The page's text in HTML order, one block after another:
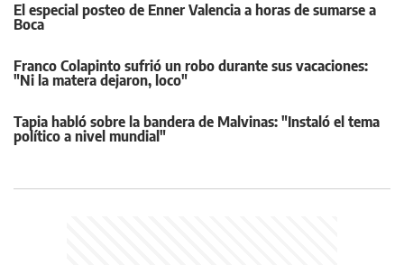
El especial posteo de Enner Valencia a horas de sumarse a
Boca
Franco Colapinto sufrió un robo durante sus vacaciones:
"Ni la matera dejaron, loco"
Tapia habló sobre la bandera de Malvinas: "Instaló el tema
político a nivel mundial"